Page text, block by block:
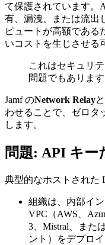
て保護されています。
有、漏洩、または流
ピュートが高額である
いコストを生じさせる
これはセキュリ
問題でもあります
Jamf のNetwork Relayと
わせることで、ゼロタ
します。
問題: API キー
典型的なホストされた
組織は、内部イ
VPC（AWS、
3、Mistral、また
ント）をデプロイ